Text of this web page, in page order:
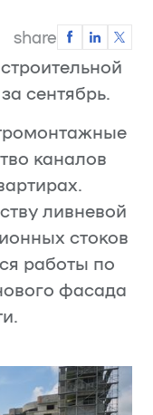
share
сентябрь.
каналов
ливневой
стоков
работы по
фасада